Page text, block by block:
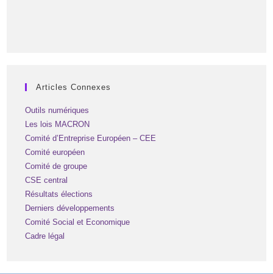
Articles Connexes
Outils numériques
Les lois MACRON
Comité d’Entreprise Européen – CEE
Comité européen
Comité de groupe
CSE central
Résultats élections
Derniers développements
Comité Social et Economique
Cadre légal